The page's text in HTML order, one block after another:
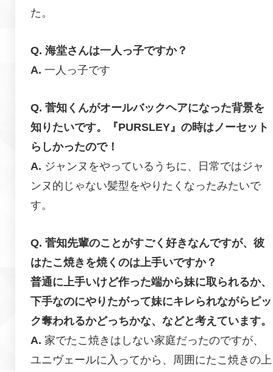
た。
海堂さんは一人っ子ですか？
一人っ子です
菅知くんがオールバックヘアになった背景を
知りたいです。『PURSLEY』の時はノーセット
らしかったので！
ジャンヌをやっているうちに、日常ではジャ
ンヌ的じゃない髪型をやりたくなったみたいで
す。
菅知先輩のことがすごく好きなんですが、彼
はたこ焼きを焼くのは上手いですか？
普通に上手いけど作った端から妹に取られるか、
下手なのにやりたがって妹にキレられながらピッ
ク奪われるかどっちかな、などと考えています。
家でたこ焼きはしない家庭だったのですが、
ユニヴェールに入ってから、周囲にたこ焼きの上